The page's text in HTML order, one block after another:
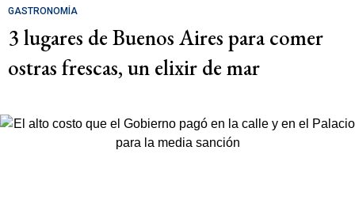
GASTRONOMÍA
3 lugares de Buenos Aires para comer
ostras frescas, un elixir de mar